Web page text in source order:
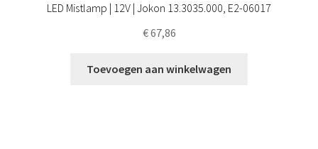
LED Mistlamp | 12V | Jokon 13.3035.000, E2-06017
€67,86
Toevoegen aan winkelwagen